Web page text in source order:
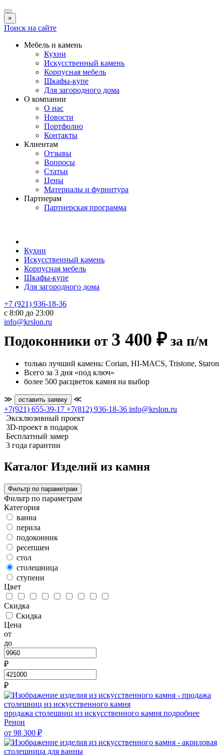
×
Поиск на сайте
Мебель и камень
Кухни
Искусственный камень
Корпусная мебель
Шкафы-купе
Для загородного дома
О компании
О нас
Новости
Портфолио
Контакты
Клиентам
Отзывы
Вопросы
Статьи
Цены
Материалы и фурнитура
Партнерам
Партнерская программа
Кухни
Искусственный камень
Корпусная мебель
Шкафы-купе
Для загородного дома
+7 (921) 936-18-36
с 8:00 до 23:00
info@krslon.ru
Подоконники от 3 400 ₽ за п/м
только лучший камень: Corian, HI-MACS, Tristone, Staron
Всего за 3 дня «под ключ»
более 500 расцветок камня на выбор
≫ оставить заявку
≪
+7(921) 655-39-17 +7(812) 936-18-36 info@krslon.ru
Эксклюзивный проект
3D-проект в подарок
Бесплатный замер
3 года гарантии
Каталог Изделий из камня
Фильтр по параметрам
Фильтр по параметрам
Категория
ванна
перила
подоконник
ресепшен
стол
столешница
ступени
Цвет
Скидка
Скидка
Цена
от
до
₽
₽
продажа столешниц из искусственного камня подробнее
Ренон
от 98 300 ₽